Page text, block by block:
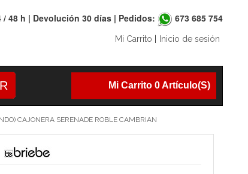
/ 48 h | Devolución 30 días | Pedidos: 673 685 754
Mi Carrito Inicio de sesión
Mi Carrito 0 Artículo(s)
CAJONERA SERENADE ROBLE CAMBRIAN